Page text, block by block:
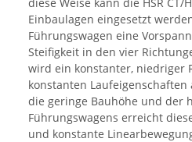
Einbaulagen eingesetzt
Führungswagen eine
Steifigkeit in den vier
wird ein konstanter, niedriger
konstanten
die geringe Bauhöhe und der
Führungswagens erreicht
und konstante